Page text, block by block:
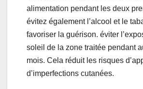
alimentation pendant les deux
évitez également l’alcool et le
favoriser la guérison. éviter
soleil de la zone traitée pendant
mois. Cela réduit les risques
d’imperfections cutanées.